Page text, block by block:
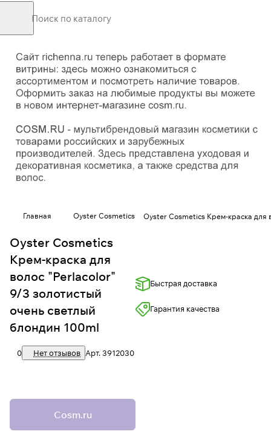
Главная Oyster Cosmetics Oyster Cosmetics Крем-краска для
Oyster Cosmetics
Крем-краска для
волос "Perlacolor"
9/3 золотистый
очень светлый
блондин 100ml
0 Нет отзывов Арт.3912030
Cosm.ru
Быстрая доставка
Гарантия качества